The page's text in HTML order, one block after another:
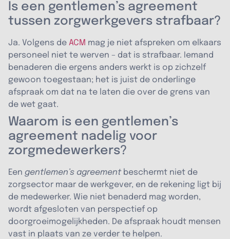
Is een gentlemen’s agreement
tussen zorgwerkgevers strafbaar?
Ja. Volgens de ACM mag je niet afspreken om elkaars
personeel niet te werven – dat is strafbaar. Iemand
benaderen die ergens anders werkt is op zichzelf
gewoon toegestaan; het is juist de onderlinge
afspraak om dat na te laten die over de grens van
de wet gaat.
Waarom is een gentlemen’s
agreement nadelig voor
zorgmedewerkers?
Een gentlemen’s agreementbeschermt niet de
zorgsector maar de werkgever, en de rekening ligt bij
de medewerker. Wie niet benaderd mag worden,
wordt afgesloten van perspectief op
doorgroeimogelijkheden. De afspraak houdt mensen
vast in plaats van ze verder te helpen.